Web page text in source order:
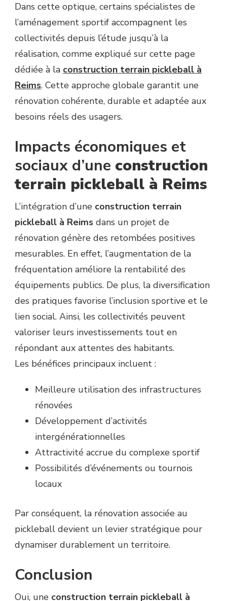
Dans cette optique, certains spécialistes de
l’aménagement sportif accompagnent les
collectivités depuis l’étude jusqu’à la
réalisation, comme expliqué sur cette page
dédiée à la construction terrain pickleball à
Reims. Cette approche globale garantit une
rénovation cohérente, durable et adaptée aux
besoins réels des usagers.
Impacts économiques et
sociaux d’une construction
terrain pickleball à Reims
L’intégration d’une construction terrain
pickleball à Reims dans un projet de
rénovation génère des retombées positives
mesurables. En effet, l’augmentation de la
fréquentation améliore la rentabilité des
équipements publics. De plus, la diversification
des pratiques favorise l’inclusion sportive et le
lien social. Ainsi, les collectivités peuvent
valoriser leurs investissements tout en
répondant aux attentes des habitants.
Les bénéfices principaux incluent :
Meilleure utilisation des infrastructures
rénovées
Développement d’activités
intergénérationnelles
Attractivité accrue du complexe sportif
Possibilités d’événements ou tournois
locaux
Par conséquent, la rénovation associée au
pickleball devient un levier stratégique pour
dynamiser durablement un territoire.
Conclusion
Oui, une construction terrain pickleball à